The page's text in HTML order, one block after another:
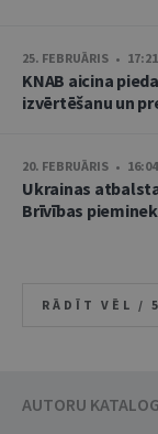
25. FEBRUĀRIS • 17:21
KNAB aicina
izvērtēšanu un
20. FEBRUĀRIS • 16:04
Ukrainas
Brīvības
RĀDĪT VĒL /
AUTORU